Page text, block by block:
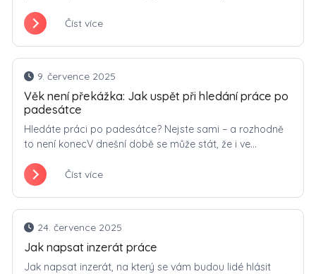
Číst více
9. července 2025
Věk není překážka: Jak uspět při hledání práce po
padesátce
Hledáte práci po padesátce? Nejste sami – a rozhodně
to není konecV dnešní době se může stát, že i ve...
Číst více
24. července 2025
Jak napsat inzerát práce
Jak napsat inzerát, na který se vám budou lidé hlásit